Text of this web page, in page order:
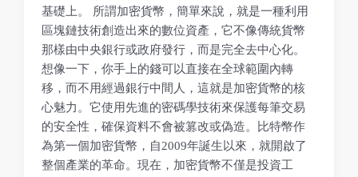
基礎上。 所謂加密貨幣，簡單來說，就是一種利用
區塊鏈技術創造出來的數位資產，它不像傳統貨幣
那樣由中央銀行或政府發行，而是完全去中心化。
想像一下，你手上的錢可以直接在全球範圍內轉
移，而不用經過銀行中間人，這就是加密貨幣的核
心魅力。它使用先進的密碼學技術來保護每筆交易
的安全性，確保資料不會被篡改或偽造。比特幣作
為第一個加密貨幣，自2009年誕生以來，就開啟了
整個產業的革命。現在，加密貨幣不僅是投資工